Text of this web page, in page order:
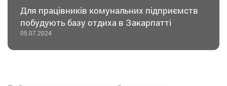
Для працівників комунальних підприємств
побудують базу отдиха в Закарпатті
05.07.2024